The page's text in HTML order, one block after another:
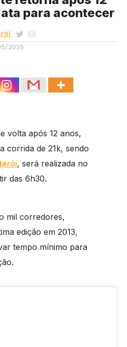
para acontecer
2025
volta após 12 anos,
corrida de 21k, sendo
, será realizada no
das 6h30.
mil corredores,
edição em 2013,
tempo mínimo para